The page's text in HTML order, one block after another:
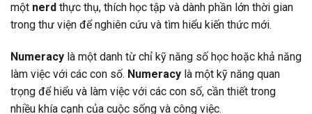
một nerd thực thụ, thích học tập và dành phần lớn thời gian
trong thư viện để nghiên cứu và tìm hiểu kiến thức mới.
Numeracy là một danh từ chỉ kỹ năng số học hoặc khả năng
làm việc với các con số. Numeracy là một kỹ năng quan
trọng để hiểu và làm việc với các con số, cần thiết trong
nhiều khía cạnh của cuộc sống và công việc.